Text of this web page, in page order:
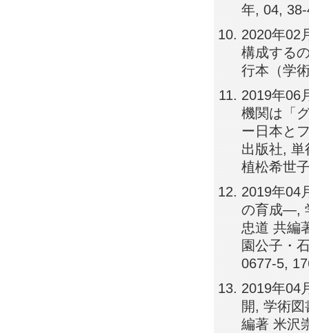
年, 04,
2020年02
構成する
行本（学
2019年06
機関は「
ー日本と
出版社,
植松希世
2019年04
の育成―,
忠道 共編
園公子・
0677-5,
2019年04
開, 学術
編著 米沢